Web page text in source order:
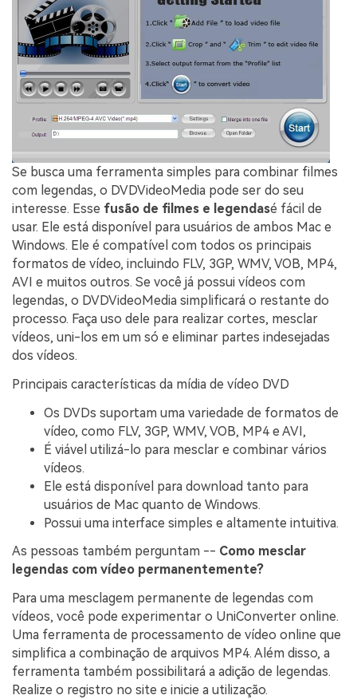
Se busca uma ferramenta simples para combinar filmes
com legendas, o DVDVideoMedia pode ser do seu
interesse. Esse fusão de filmes e legendasé fácil de
usar. Ele está disponível para usuários de ambos Mac e
Windows. Ele é compatível com todos os principais
formatos de vídeo, incluindo FLV, 3GP, WMV, VOB, MP4,
AVI e muitos outros. Se você já possui vídeos com
legendas, o DVDVideoMedia simplificará o restante do
processo. Faça uso dele para realizar cortes, mesclar
vídeos, uni-los em um só e eliminar partes indesejadas
dos vídeos.
Principais características da mídia de vídeo DVD
Os DVDs suportam uma variedade de formatos de
vídeo, como FLV, 3GP, WMV, VOB, MP4 e AVI,
É viável utilizá-lo para mesclar e combinar vários
vídeos.
Ele está disponível para download tanto para
usuários de Mac quanto de Windows.
Possui uma interface simples e altamente intuitiva.
As pessoas também perguntam -- Como mesclar
legendas com vídeo permanentemente?
Para uma mesclagem permanente de legendas com
vídeos, você pode experimentar o UniConverter online.
Uma ferramenta de processamento de vídeo online que
simplifica a combinação de arquivos MP4. Além disso, a
ferramenta também possibilitará a adição de legendas.
Realize o registro no site e inicie a utilização.